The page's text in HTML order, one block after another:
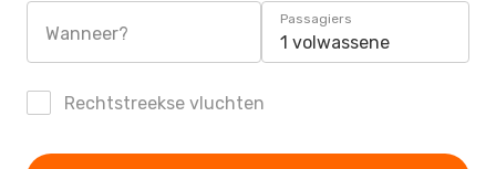
Wanneer?
Passagiers
1 volwassene
Rechtstreekse vluchten